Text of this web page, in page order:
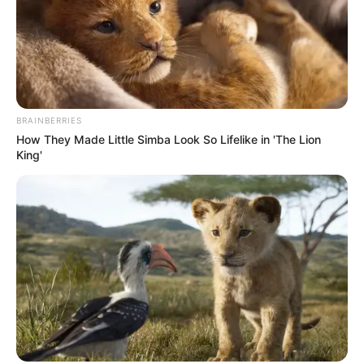
Ver también:Papás morosos se quedarían sin un peso:
hijos podrán reclamar del sueldo
BRAINBERRIES
How They Made Little Simba Look So Lifelike in 'The Lion
King'